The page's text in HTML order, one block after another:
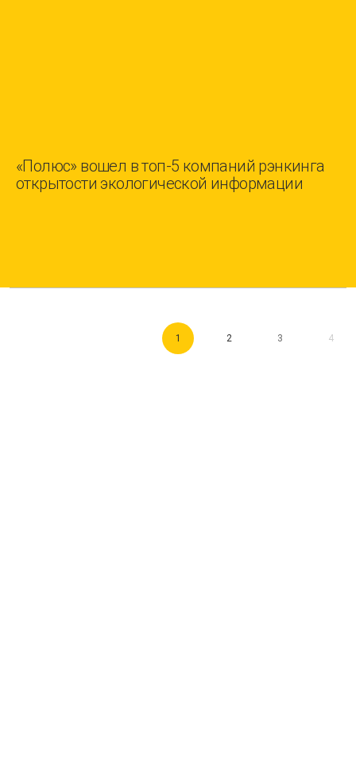
«Полюс» вошел в топ-5 компаний рэнкинга
открытости экологической информации
1 2 3 4